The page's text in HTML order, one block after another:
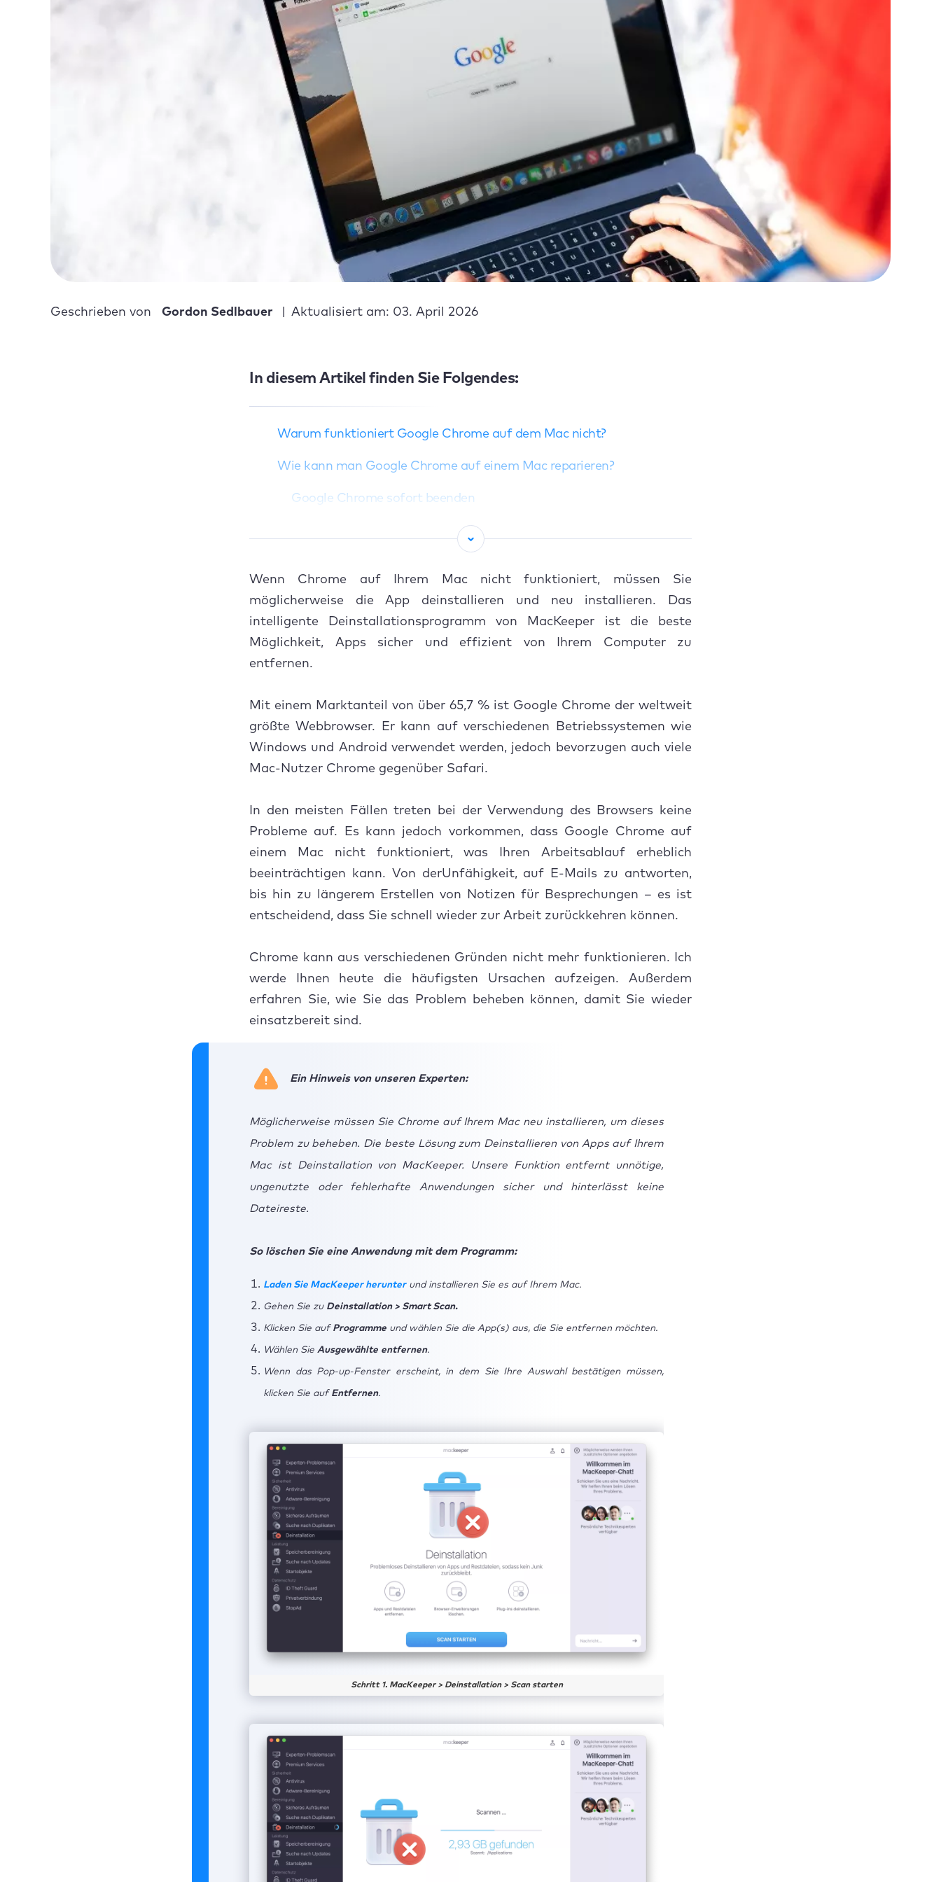
Geschrieben von Gordon Sedlbauer Aktualisiert am: 03. April 2026
In diesem Artikel finden Sie Folgendes:
Warum funktioniert Google Chrome auf dem Mac nicht?
Wie kann man Google Chrome auf einem Mac reparieren?
Google Chrome sofort beenden
RAM freigeben
Browsingdaten löschen
Erweiterungen deaktivieren
Chrome aktualisieren
Neues Browserprofil einrichten
Google Chrome neu installieren
So können Sie Google Chrome reparieren
Wenn Chrome auf Ihrem Mac nicht funktioniert, müssen Sie
möglicherweise die App deinstallieren und neu installieren. Das
intelligente Deinstallationsprogramm von MacKeeper ist die beste
Möglichkeit, Apps sicher und effizient von Ihrem Computer zu
entfernen.
Mit einem Marktanteil von über 65,7 % ist Google Chrome der weltweit
größte Webbrowser. Er kann auf verschiedenen Betriebssystemen wie
Windows und Android verwendet werden, jedoch bevorzugen auch viele
Mac-Nutzer Chrome gegenüber Safari.
In den meisten Fällen treten bei der Verwendung des Browsers keine
Probleme auf. Es kann jedoch vorkommen, dass Google Chrome auf
einem Mac nicht funktioniert, was Ihren Arbeitsablauf erheblich
beeinträchtigen kann. Von derUnfähigkeit, auf E-Mails zu antworten,
bis hin zu längerem Erstellen von Notizen für Besprechungen – es ist
entscheidend, dass Sie schnell wieder zur Arbeit zurückkehren können.
Chrome kann aus verschiedenen Gründen nicht mehr funktionieren. Ich
werde Ihnen heute die häufigsten Ursachen aufzeigen. Außerdem
erfahren Sie, wie Sie das Problem beheben können, damit Sie wieder
einsatzbereit sind.
Ein Hinweis von unseren Experten:
Möglicherweise müssen Sie Chrome auf Ihrem Mac neu installieren, um dieses
Problem zu beheben. Die beste Lösung zum Deinstallieren von Apps auf Ihrem
Mac ist Deinstallation von MacKeeper. Unsere Funktion entfernt unnötige,
ungenutzte oder fehlerhafte Anwendungen sicher und hinterlässt keine
Dateireste.
So löschen Sie eine Anwendung mit dem Programm:
Laden Sie MacKeeper herunterund installieren Sie es auf Ihrem Mac.
Gehen Sie zu Deinstallation > Smart Scan.
Klicken Sie auf Programme und wählen Sie die App(s) aus, die Sie entfernen möchten.
Wählen Sie Ausgewählte entfernen.
Wenn das Pop-up-Fenster erscheint, in dem Sie Ihre Auswahl bestätigen müssen,
klicken Sie auf Entfernen.
Schritt 1. MacKeeper > Deinstallation > Scan starten